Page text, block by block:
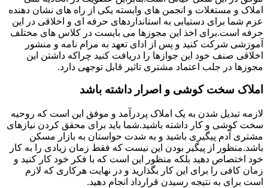
املاک و مستغلات و انجمن های وابسته یکی از راه های نشان دهنده
عزم شما برای دستیابی به استانداردهای حرفه ای و اخلاقی در این
حرفه است.برای اخذ این مجوزها می بایست در کلاس های مختلف
آموزشی شرکت کنید و پس از ادای تعهد به مرام نامه و منشور
اخلاقی صنف خود این جوازها را دریافت کنید چراکه داشتن این
مجوزها در جلب اعتماد مشتری تاثیر قابل توجهی دارد.
املاک سخت کوشی و اصرار داشته باشد
لازمه تبدیل شدن به یک املاک پردرآمد و موفق این است که روحیه
سخت کوشی و کار داشته باشید.شما باید برای محقق کردن نیازهای
مشتری آدم پیگیری باشید و به شدت حواستان به بازار مسکن
باشد.منظور از پیگیر بودن این نیست که فقط زمان زیادی را به کار
خود اختصاص دهید بلکه منظور این است که با فکر خود کار کنید و
زمان کافی را برای این کار بگذارید و در نهایت هرکاری که لازم
است برای به نتیجه رسیدن قرارداد انجام دهید.